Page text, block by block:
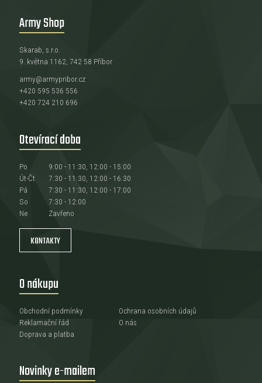
Army Shop
Skarab, s.r.o.
9. května 1162, 742 58 Příbor
army@armypribor.cz
+420 595 536 556
+420 724 210 696
Otevírací doba
Po
9:00 - 11:30, 12:00 - 15:00
Út-Čt
7:30 - 11:30, 12:00 - 16:30
Pá
7:30 - 11:30, 12:00 - 17:00
So
7:30 - 12:00
Ne
Zavřeno
KONTAKTY
O nákupu
Obchodní podmínky
Reklamační řád
Doprava a platba
Ochrana osobních údajů
O nás
Novinky e-mailem